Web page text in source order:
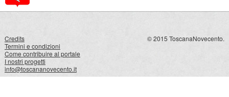
Credits
Termini e condizioni
Come contribuire al portale
I nostri progetti
info@toscananovecento.it
© 2015 ToscanaNovecento.